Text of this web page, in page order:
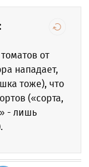
от
нападает,
тоже), что
(«сорта,
- лишь